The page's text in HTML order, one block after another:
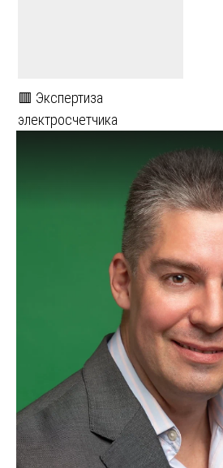
🟥 Экспертиза
электросчетчика